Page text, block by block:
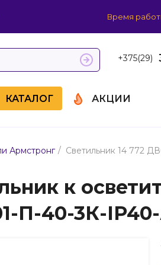
Время
+375(29)
КАТАЛОГ АКЦИИ
Армстронг / Светильник 14 772
к
П-40-3К-